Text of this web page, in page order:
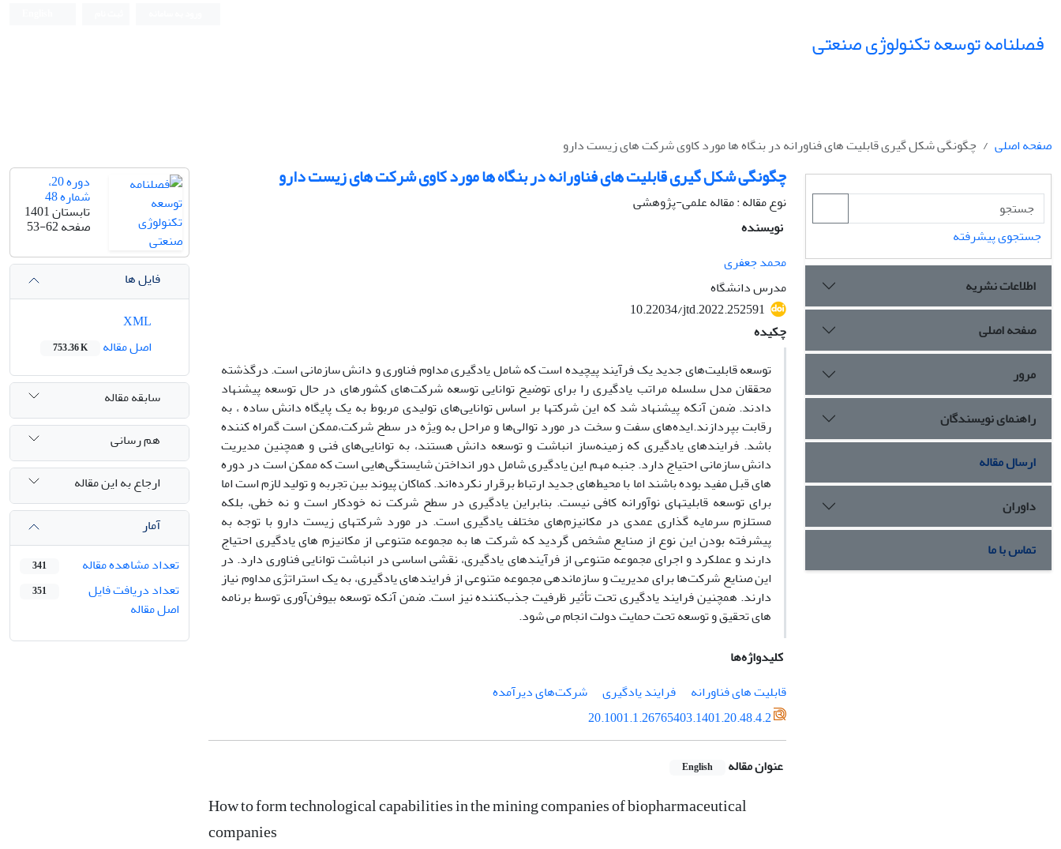
فصلنامه توسعه تکنولوژی صنعتی
صفحه اصلی چگونگی شکل گیری قابلیت های فناورانه در بنگاه ها مورد کاوی شرکت های زیست دارو
چگونگی شکل گیری قابلیت های فناورانه در بنگاه ها مورد کاوی شرکت های زیست دارو
نوع مقاله : مقاله علمی-پژوهشی
نویسنده
محمد جعفری
مدرس دانشگاه
10.22034/jtd.2022.252591
چکیده
توسعه قابلیت‌های جدید یک فرآیند پیچیده است که شامل یادگیری مداوم فناوری و دانش سازمانی است. درگذشته
محققان مدل سلسله مراتب یادگیری را برای توضیح توانایی توسعه شرکت‌های کشورهای در حال توسعه پیشنهاد
دادند. ضمن آنکه پیشنهاد شد که این شرکتها بر اساس توانایی‌های تولیدی مربوط به یک پایگاه دانش ساده ، به
رقابت بپردازند.ایده‌های سفت و سخت در مورد توالی‌ها و مراحل به ویژه در سطح شرکت،ممکن است گمراه کننده
باشد. فرایندهای یادگیری که زمینه‌ساز انباشت و توسعه دانش هستند، به توانایی‌های فنی و همچنین مدیریت
دانش سازمانی احتیاج دارد. جنبه مهم این یادگیری شامل دور انداختن شایستگی‌هایی است که ممکن است در دوره
های قبل مفید بوده باشند اما با محیط‌های جدید ارتباط برقرار نکرده‌اند. کماکان پیوند بین تجربه و تولید لازم است اما
برای توسعه قابلیتهای نوآورانه کافی نیست. بنابراین یادگیری در سطح شرکت نه خودکار است و نه خطی، بلکه
مستلزم سرمایه گذاری عمدی در مکانیزم‌های مختلف یادگیری است. در مورد شرکتهای زیست دارو با توجه به
پیشرفته بودن این نوع از صنایع مشخص گردید که شرکت ها به مجموعه متنوعی از مکانیزم های یادگیری احتیاج
دارند و عملکرد و اجرای مجموعه متنوعی از فرآیندهای یادگیری، نقشی اساسی در انباشت توانایی فناوری دارد. در
این صنایع شرکت‌ها برای مدیریت و سازماندهی مجموعه متنوعی از فرایندهای یادگیری، به یک استراتژی مداوم نیاز
دارند. همچنین فرایند یادگیری تحت تأثیر ظرفیت جذب‌کننده نیز است. ضمن آنکه توسعه بیو‌فن‌آوری توسط برنامه
های تحقیق و توسعه تحت حمایت دولت انجام می شود.
کلیدواژه‌ها
قابلیت های فناورانه
فرایند یادگیری
شرکت‌های دیرآمده
20.1001.1.26765403.1401.20.48.4.2
عنوان مقاله English
How to form technological capabilities in the mining companies of biopharmaceutical
companies
دوره 20،
شماره 48
تابستان 1401
صفحه53-62
فایل ها
اصل مقاله
753.36 K
سابقه مقاله
هم رسانی
ارجاع به این مقاله
آمار
تعداد مشاهده مقاله
341
تعداد دریافت فایل
اصل مقاله
351
جستجوی پیشرفته
اطلاعات نشریه
صفحه اصلی
مرور
راهنمای نویسندگان
ارسال مقاله
داوران
تماس با ما